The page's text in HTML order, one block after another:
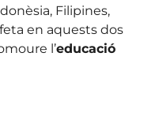
Filipines,
en aquests dos
l’educació